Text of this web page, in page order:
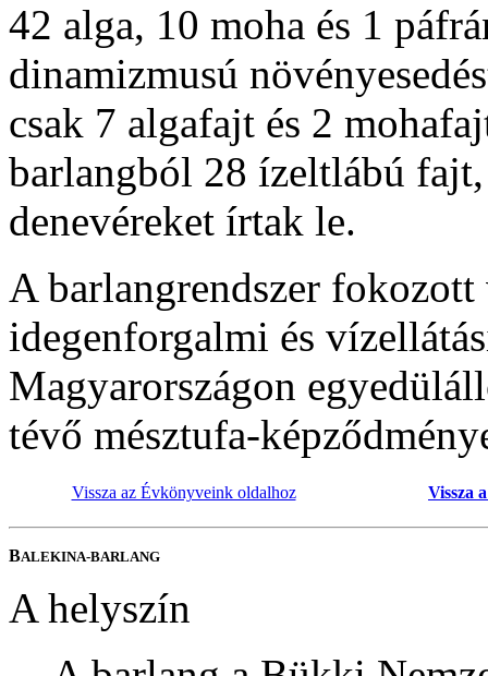
42 alga, 10 moha és 1
dinamizmusú
csak 7 algafajt és 2
barlangból 28 ízeltlábú
denevéreket írtak le.
A barlangrendszer fokozott
idegenforgalmi és
Magyarországon
tévő mésztufa-
Vissza az Évkönyveink oldalhoz Vissza
BALEKINA-BARLANG
A helyszín